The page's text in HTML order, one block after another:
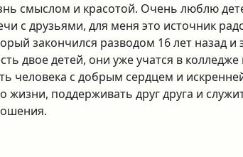
смыслом и красотой. Очень люблю
с друзьями, для меня это источник
закончился разводом 16 лет назад и
двое детей, они уже учатся в колледже
человека с добрым сердцем и
поддерживать друг друга и